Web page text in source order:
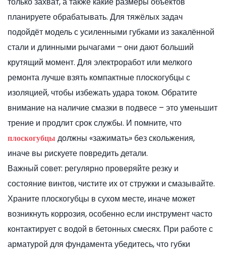
планируете обрабатывать. Для тяжёлых задач
подойдёт модель с усиленными губками из закалённой
стали и длинными рычагами – они дают больший
крутящий момент. Для электроработ или мелкого
ремонта лучше взять компактные плоскогубцы с
изоляцией, чтобы избежать удара током. Обратите
внимание на наличие смазки в подвесе – это уменьшит
трение и продлит срок службы. И помните, что
плоскогубцы должны «зажимать» без скольжения,
иначе вы рискуете повредить детали.
Важный совет: регулярно проверяйте резку и
состояние винтов, чистите их от стружки и смазывайте.
Храните плоскогубцы в сухом месте, иначе может
возникнуть коррозия, особенно если инструмент часто
контактирует с водой в бетонных смесях. При работе с
арматурой для фундамента убедитесь, что губки